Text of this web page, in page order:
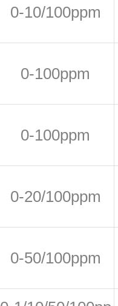
0-10/100ppm
0-100ppm
0-100ppm
0-20/100ppm
0-50/100ppm